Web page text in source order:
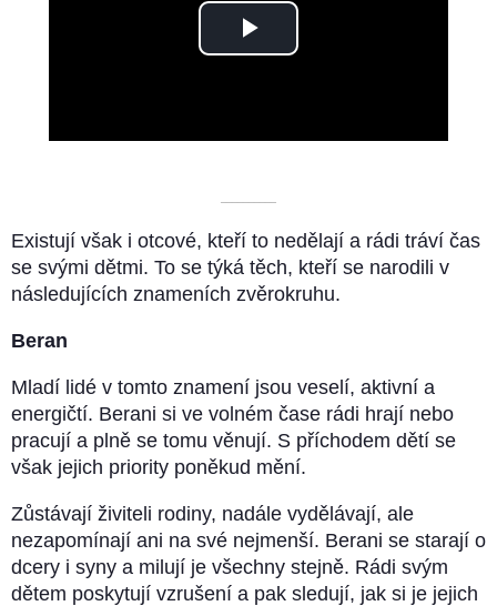
Play
––––––––––
Existují však i otcové, kteří to nedělají a rádi tráví čas
se svými dětmi. To se týká těch, kteří se narodili v
následujících znameních zvěrokruhu.
Beran
Mladí lidé v tomto znamení jsou veselí, aktivní a
energičtí. Berani si ve volném čase rádi hrají nebo
pracují a plně se tomu věnují. S příchodem dětí se
však jejich priority poněkud mění.
Zůstávají živiteli rodiny, nadále vydělávají, ale
nezapomínají ani na své nejmenší. Berani se starají o
dcery i syny a milují je všechny stejně. Rádi svým
dětem poskytují vzrušení a pak sledují, jak si je jejich